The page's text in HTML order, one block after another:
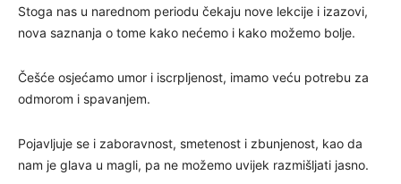
Stoga nas u narednom periodu čekaju nove lekcije i izazovi,
nova saznanja o tome kako nećemo i kako možemo bolje.
Češće osjećamo umor i iscrpljenost, imamo veću potrebu za
odmorom i spavanjem.
Pojavljuje se i zaboravnost, smetenost i zbunjenost, kao da
nam je glava u magli, pa ne možemo uvijek razmišljati jasno.